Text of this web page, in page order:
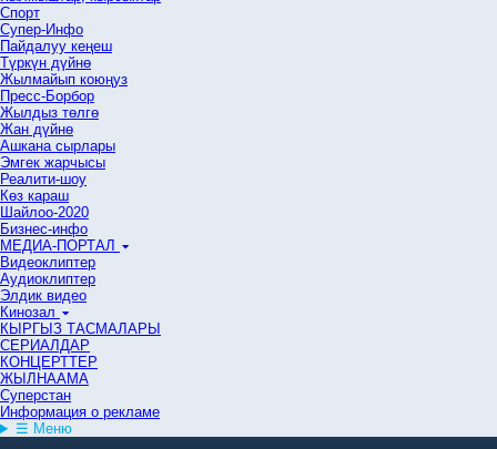
Спорт
Супер-Инфо
Пайдалуу кеңеш
Түркүн дүйнө
Жылмайып коюңуз
Пресс-Борбор
Жылдыз төлгө
Жан дүйнө
Ашкана сырлары
Эмгек жарчысы
Реалити-шоу
Көз караш
Шайлоо-2020
Бизнес-инфо
МЕДИА-ПОРТАЛ
Видеоклиптер
Аудиоклиптер
Элдик видео
Кинозал
КЫРГЫЗ ТАСМАЛАРЫ
СЕРИАЛДАР
КОНЦЕРТТЕР
ЖЫЛНААМА
Суперстан
Информация о рекламе
☰ Меню